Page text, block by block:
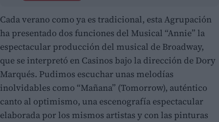
Cada verano como ya es tradicional, esta Agrupación
ha presentado dos funciones del Musical “Annie” la
espectacular producción del musical de Broadway,
que se interpretó en Casinos bajo la dirección de Dory
Marqués. Pudimos escuchar unas melodías
inolvidables como “Mañana” (Tomorrow), auténtico
canto al optimismo, una escenografía espectacular
elaborada por los mismos artistas y con las pinturas